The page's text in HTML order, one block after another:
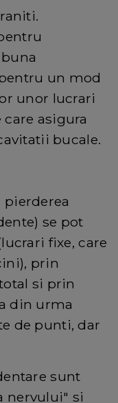
un mod
unor lucrari
asigura
bucale.
pierderea
se pot
fixe, care
prin
si prin
din urma
de punti, dar
sunt
nervului" si